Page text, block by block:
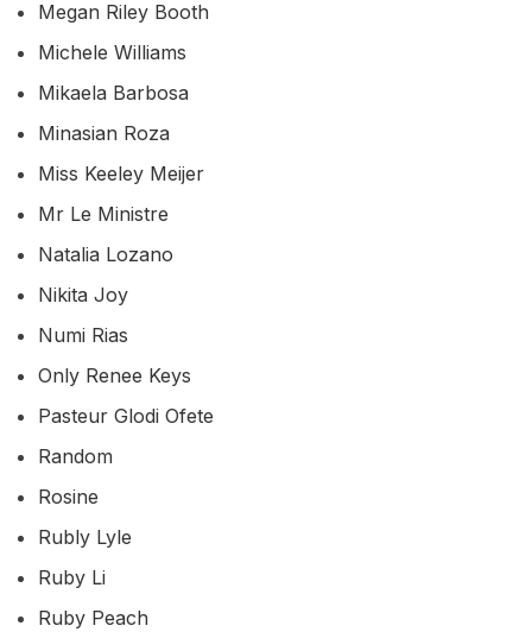
Megan Riley Booth
Michele Williams
Mikaela Barbosa
Minasian Roza
Miss Keeley Meijer
Mr Le Ministre
Natalia Lozano
Nikita Joy
Numi Rias
Only Renee Keys
Pasteur Glodi Ofete
Random
Rosine
Rubly Lyle
Ruby Li
Ruby Peach